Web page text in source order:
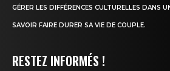
GÉRER LES DIFFÉRENCES CULTURELLES DANS
SAVOIR FAIRE DURER SA VIE DE COUPLE.
RESTEZ INFORMÉS !